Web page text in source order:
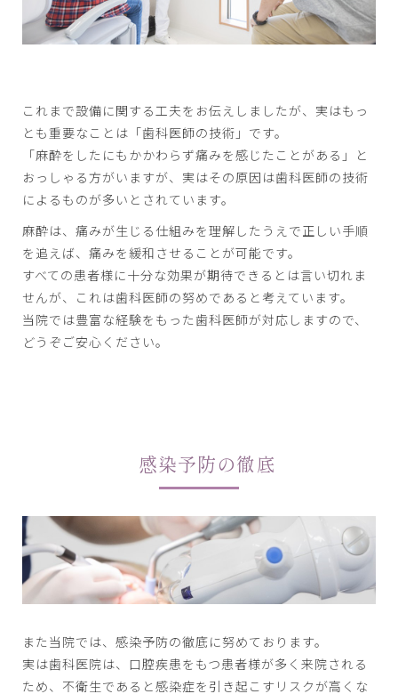
これまで設備に関する工夫をお伝えしましたが、実はもっ
とも重要なことは「歯科医師の技術」です。
「麻酔をしたにもかかわらず痛みを感じたことがある」と
おっしゃる方がいますが、実はその原因は歯科医師の技術
によるものが多いとされています。
麻酔は、痛みが生じる仕組みを理解したうえで正しい手順
を追えば、痛みを緩和させることが可能です。
すべての患者様に十分な効果が期待できるとは言い切れま
せんが、これは歯科医師の努めであると考えています。
当院では豊富な経験をもった歯科医師が対応しますので、
どうぞご安心ください。
感染予防の徹底
また当院では、感染予防の徹底に努めております。
実は歯科医院は、口腔疾患をもつ患者様が多く来院される
ため、不衛生であると感染症を引き起こすリスクが高くな